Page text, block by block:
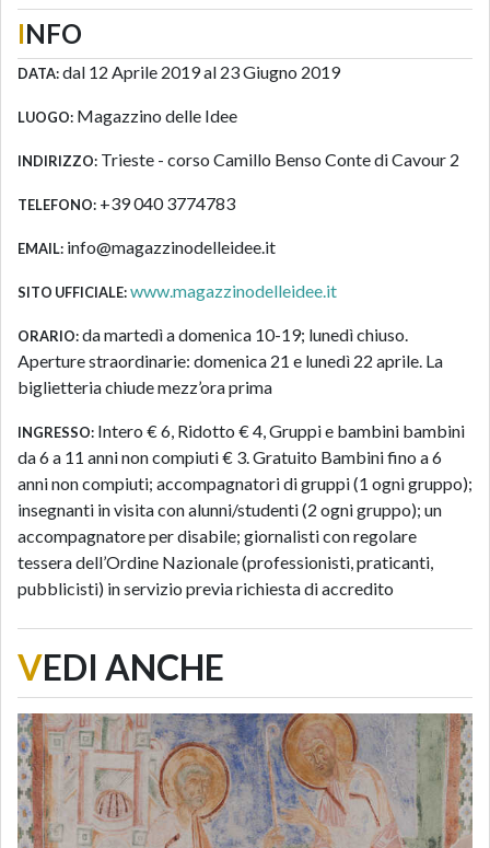
INFO
DATA:dal 12 Aprile 2019 al 23 Giugno 2019
LUOGO: Magazzino delle Idee
INDIRIZZO: Trieste - corso Camillo Benso Conte di Cavour 2
TELEFONO: +39 040 3774783
EMAIL: info@magazzinodelleidee.it
SITO UFFICIALE:www.magazzinodelleidee.it
ORARIO:da martedì a domenica 10-19; lunedì chiuso.
Aperture straordinarie: domenica 21 e lunedì 22 aprile. La
biglietteria chiude mezz’ora prima
INGRESSO: Intero € 6, Ridotto € 4, Gruppi e bambini bambini
da 6 a 11 anni non compiuti € 3. Gratuito Bambini fino a 6
anni non compiuti; accompagnatori di gruppi (1 ogni gruppo);
insegnanti in visita con alunni/studenti (2 ogni gruppo); un
accompagnatore per disabile; giornalisti con regolare
tessera dell’Ordine Nazionale (professionisti, praticanti,
pubblicisti) in servizio previa richiesta di accredito
VEDI ANCHE